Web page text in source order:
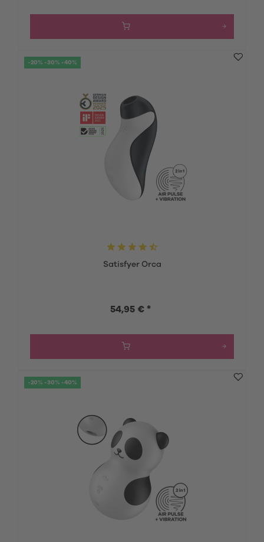
-20% -30% -40%
Satisfyer Orca
54,95 € *
-20% -30% -40%